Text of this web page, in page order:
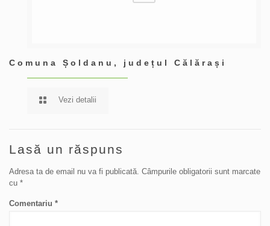
Comuna Șoldanu, județul Călărași
Vezi detalii
Lasă un răspuns
Adresa ta de email nu va fi publicată. Câmpurile obligatorii sunt marcate
cu *
Comentariu *